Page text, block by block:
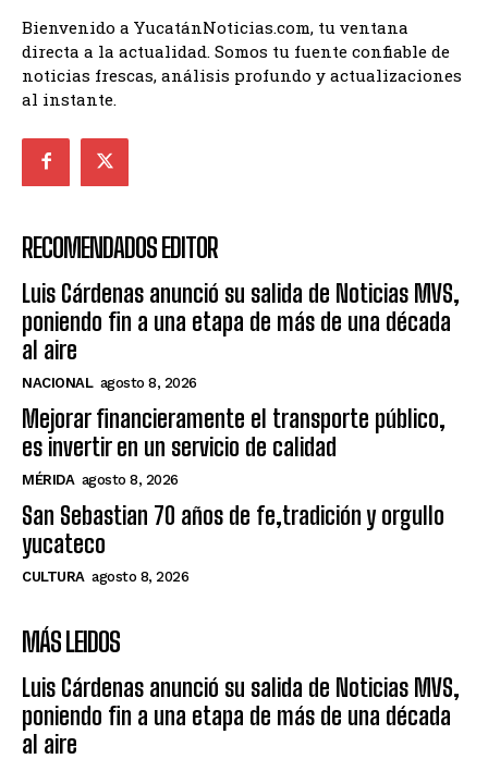
Bienvenido a YucatánNoticias.com, tu ventana
directa a la actualidad. Somos tu fuente confiable de
noticias frescas, análisis profundo y actualizaciones
al instante.
RECOMENDADOS EDITOR
Luis Cárdenas anunció su salida de Noticias MVS,
poniendo fin a una etapa de más de una década
al aire
NACIONAL agosto 8, 2026
Mejorar financieramente el transporte público,
es invertir en un servicio de calidad
MÉRIDA agosto 8, 2026
San Sebastian 70 años de fe,tradición y orgullo
yucateco
CULTURA agosto 8, 2026
MÁS LEIDOS
Luis Cárdenas anunció su salida de Noticias MVS,
poniendo fin a una etapa de más de una década
al aire